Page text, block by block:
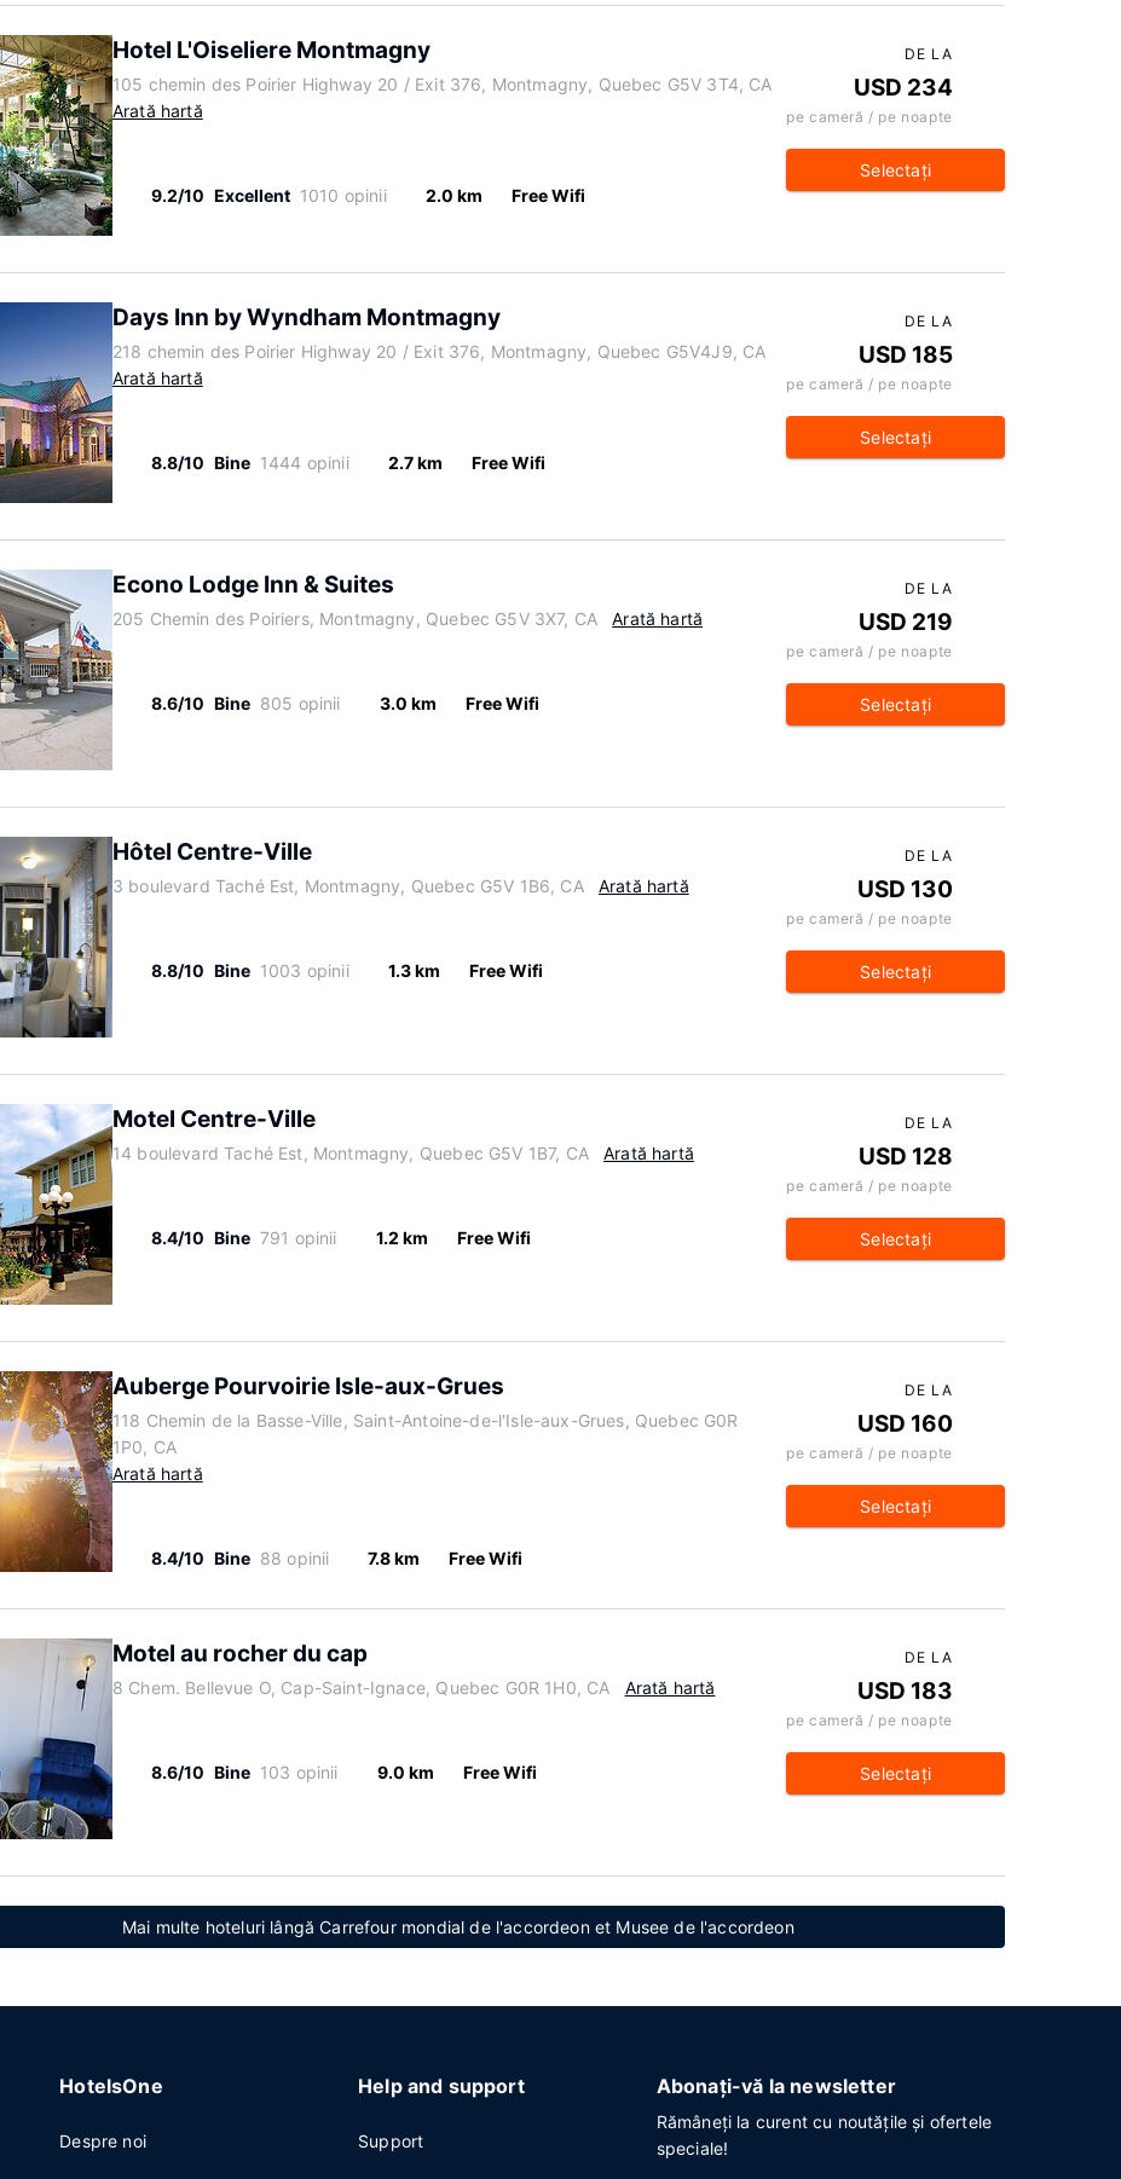
Hotel L'Oiseliere Montmagny
105 chemin des Poirier Highway 20 / Exit 376, Montmagny, Quebec G5V 3T4, CA
Arată hartă
9.2/10 Excellent 1010 opinii 2.0 km Free Wifi
DE LA
USD 234
pe cameră / pe noapte
Selectaţi
Days Inn by Wyndham Montmagny
218 chemin des Poirier Highway 20 / Exit 376, Montmagny, Quebec G5V4J9, CA
Arată hartă
8.8/10 Bine 1444 opinii 2.7 km Free Wifi
DE LA
USD 185
pe cameră / pe noapte
Selectaţi
Econo Lodge Inn & Suites
205 Chemin des Poiriers, Montmagny, Quebec G5V 3X7, CA Arată hartă
8.6/10 Bine 805 opinii 3.0 km Free Wifi
DE LA
USD 219
pe cameră / pe noapte
Selectaţi
Hôtel Centre-Ville
3 boulevard Taché Est, Montmagny, Quebec G5V 1B6, CA Arată hartă
8.8/10 Bine 1003 opinii 1.3 km Free Wifi
DE LA
USD 130
pe cameră / pe noapte
Selectaţi
Motel Centre-Ville
14 boulevard Taché Est, Montmagny, Quebec G5V 1B7, CA Arată hartă
8.4/10 Bine 791 opinii 1.2 km Free Wifi
DE LA
USD 128
pe cameră / pe noapte
Selectaţi
Auberge Pourvoirie Isle-aux-Grues
118 Chemin de la Basse-Ville, Saint-Antoine-de-l'Isle-aux-Grues, Quebec G0R
1P0, CA
Arată hartă
8.4/10 Bine 88 opinii 7.8 km Free Wifi
DE LA
USD 160
pe cameră / pe noapte
Selectaţi
Motel au rocher du cap
8 Chem. Bellevue O, Cap-Saint-Ignace, Quebec G0R 1H0, CA Arată hartă
8.6/10 Bine 103 opinii 9.0 km Free Wifi
DE LA
USD 183
pe cameră / pe noapte
Selectaţi
Mai multe hoteluri lângă Carrefour mondial de l'accordeon et Musee de l'accordeon
HotelsOne
Despre noi
Help and support
Support
Abonați-vă la newsletter
Rămâneți la curent cu noutățile și ofertele
speciale!